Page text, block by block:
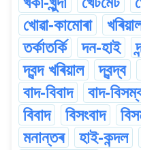
খোৱা-কামোৰা
তৰ্কাতৰ্কি
দন-হাই
দ্বন্দ খৰিয়াল
দ্বন্দ্ব
বাদ-বিবাদ
বাদ-
বিবাদ
বিসংবাদ
মনান্তৰ
হাই-কন্দল